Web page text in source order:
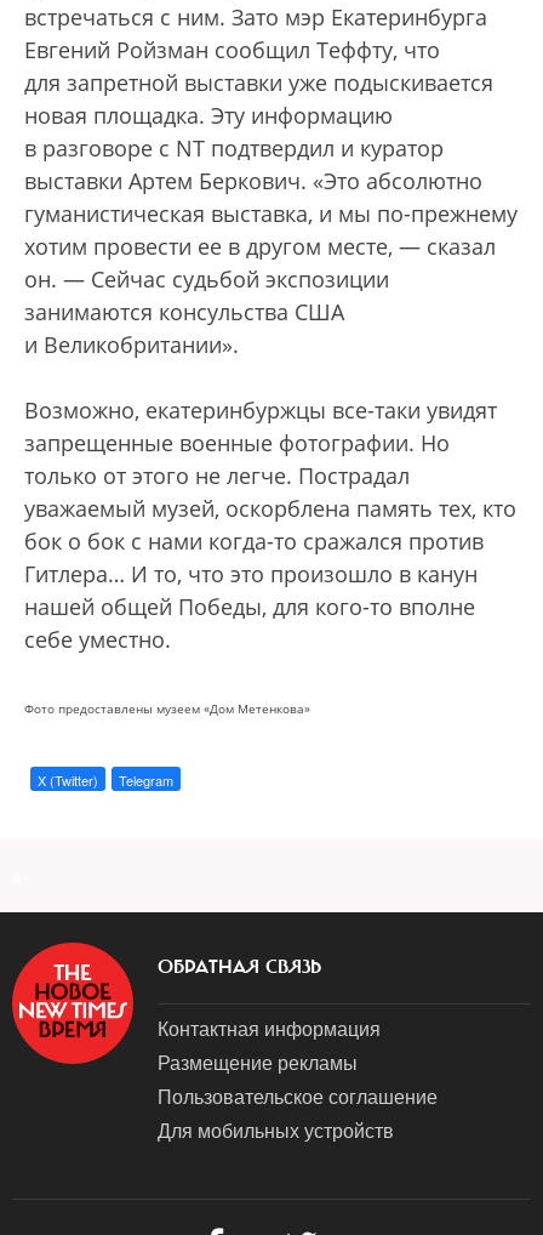
встречаться с ним. Зато мэр Екатеринбурга
Евгений Ройзман сообщил Теффту, что
для запретной выставки уже подыскивается
новая площадка. Эту информацию
в разговоре с NT подтвердил и куратор
выставки Артем Беркович. «Это абсолютно
гуманистическая выставка, и мы по-прежнему
хотим провести ее в другом месте, — сказал
он. — Сейчас судьбой экспозиции
занимаются консульства США
и Великобритании».
Возможно, екатеринбуржцы все-таки увидят
запрещенные военные фотографии. Но
только от этого не легче. Пострадал
уважаемый музей, оскорблена память тех, кто
бок о бок с нами когда-то сражался против
Гитлера… И то, что это произошло в канун
нашей общей Победы, для кого-то вполне
себе уместно.
Фото предоставлены музеем «Дом Метенкова»
X (Twitter) Telegram
ОБРАТНАЯ СВЯЗЬ
Контактная информация
Размещение рекламы
Пользовательское соглашение
Для мобильных устройств